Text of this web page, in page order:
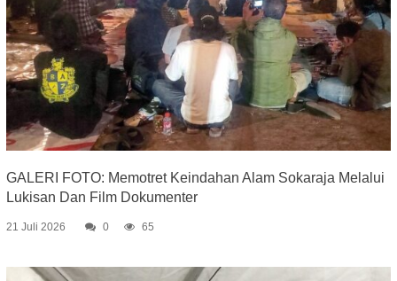
GALERI FOTO: Memotret Keindahan Alam Sokaraja Melalui
Lukisan Dan Film Dokumenter
21 Juli 2026 0 65